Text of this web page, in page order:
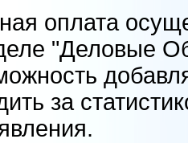
оплата
"Деловые
за